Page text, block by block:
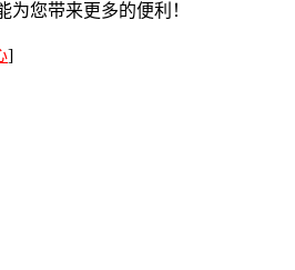
为您带来更多的便利！
]